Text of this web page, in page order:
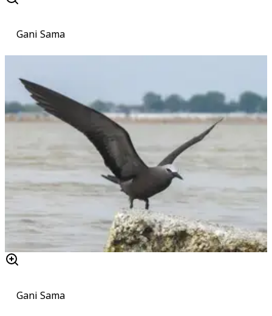
Gani Sama
Gani Sama